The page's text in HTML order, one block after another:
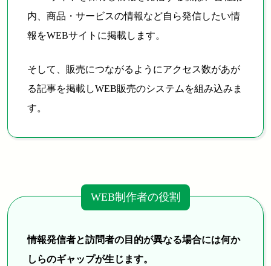
内、商品・サービスの情報など自ら発信したい情
報をWEBサイトに掲載します。
そして、販売につながるようにアクセス数があが
る記事を掲載しWEB販売のシステムを組み込みま
す。
WEB制作者の役割
情報発信者と訪問者の目的が異なる場合には何か
しらのギャップが生じます。